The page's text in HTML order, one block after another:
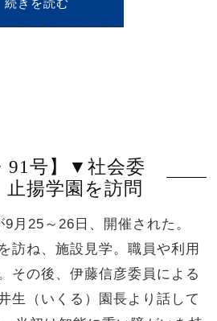
続きを読む
91号】▼社会委
揚学園を訪問
月25～26日、開催された。
訪ね、施設見学。職員や利用
その後、伊藤信彦委員による
生（いくる）園長より話して